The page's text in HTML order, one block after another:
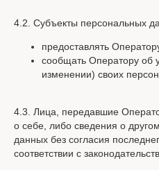
4.2. Субъекты персональных
предоставлять
сообщать Оператору об
изменении) своих
4.3. Лица, передавшие
о себе, либо сведения о
данных без согласия
соответствии с